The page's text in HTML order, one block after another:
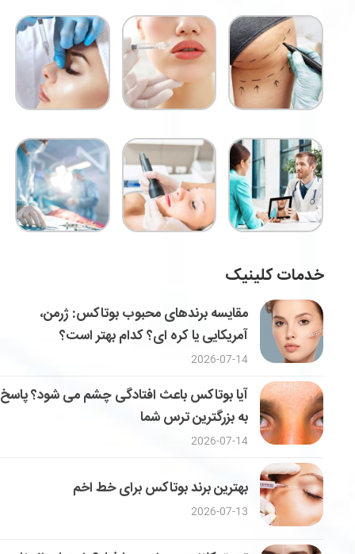
خدمات کلینیک
مقایسه برندهای محبوب بوتاکس: ژرمن،
آمریکایی یا کره ای؟ کدام بهتر است؟
2026-07-14
آیا بوتاکس باعث افتادگی چشم می شود؟ پاسخ
به بزرگترین ترس شما
2026-07-14
بهترین برند بوتاکس برای خط اخم
2026-07-13